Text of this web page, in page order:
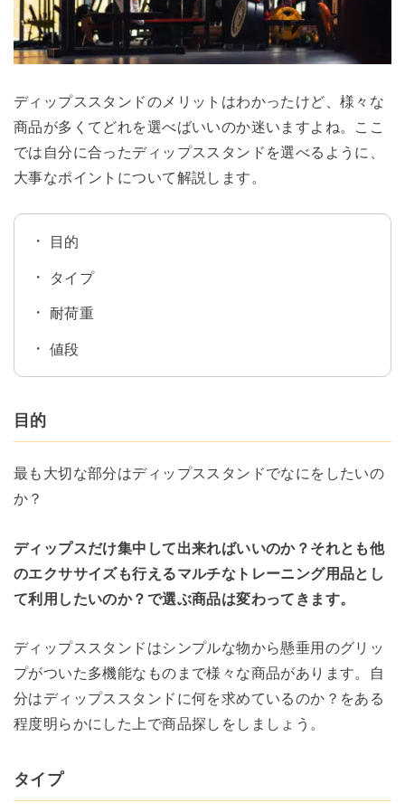
ディップススタンドのメリットはわかったけど、様々な
商品が多くてどれを選べばいいのか迷いますよね。ここ
では自分に合ったディップススタンドを選べるように、
大事なポイントについて解説します。
目的
タイプ
耐荷重
値段
目的
最も大切な部分はディップススタンドでなにをしたいの
か？
ディップスだけ集中して出来ればいいのか？それとも他
のエクササイズも行えるマルチなトレーニング用品とし
て利用したいのか？で選ぶ商品は変わってきます。
ディップススタンドはシンプルな物から懸垂用のグリッ
プがついた多機能なものまで様々な商品があります。自
分はディップススタンドに何を求めているのか？をある
程度明らかにした上で商品探しをしましょう。
タイプ